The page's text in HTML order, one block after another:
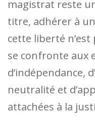
magistrat reste
titre, adhérer à
cette liberté n’est
se confronte aux
d’indépendance,
neutralité et
attachées à la